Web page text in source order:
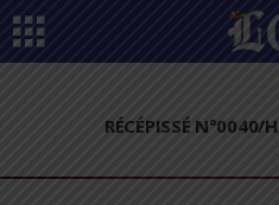
RÉCÉPISSÉ